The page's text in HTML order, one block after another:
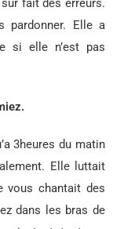
fait des erreurs.
pardonner. Elle a
si elle n’est pas
3heures du matin
Elle luttait
vous chantait des
dans les bras de